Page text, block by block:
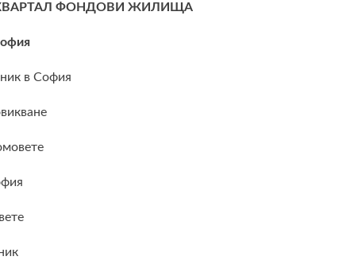
ФОНДОВИ ЖИЛИЩА
в София